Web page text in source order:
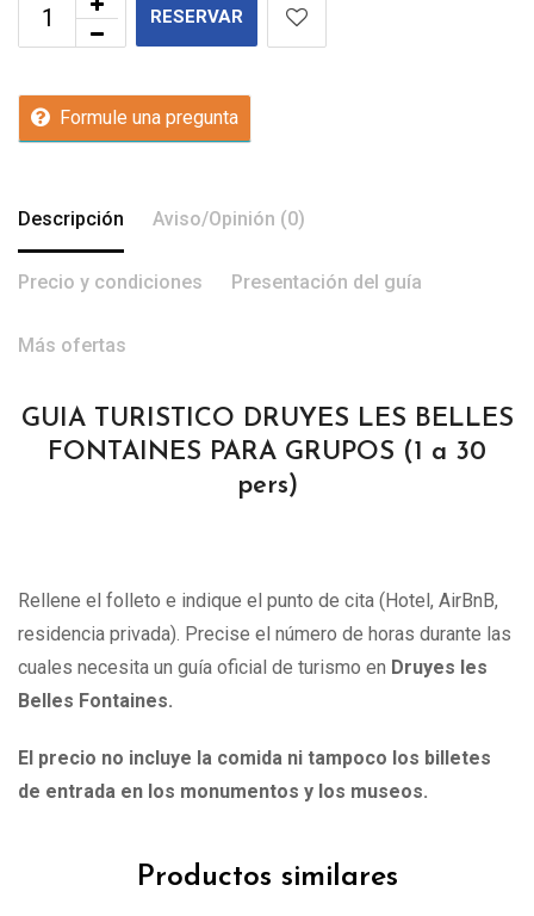
RESERVAR
Formule una pregunta
Descripción Aviso/Opinión (0)
Precio y condiciones Presentación del guía
Más ofertas
GUIA TURISTICO DRUYES LES BELLES
FONTAINES PARA GRUPOS (1 a 30
pers)
Rellene el folleto e indique el punto de cita (Hotel, AirBnB,
residencia privada). Precise el número de horas durante las
cuales necesita un guía oficial de turismo en Druyes les
Belles Fontaines.
El precio no incluye la comida ni tampoco los billetes
de entrada en los monumentos y los museos.
Productos similares